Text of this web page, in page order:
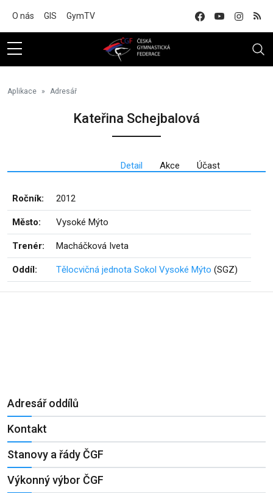
O nás GIS GymTV
Aplikace Adresář
Kateřina Schejbalová
Detail Akce Účast
Ročník: 2012
Město: Vysoké Mýto
Trenér: Macháčková Iveta
Oddíl: Tělocvičná jednota Sokol Vysoké Mýto (SGZ)
Adresář oddílů
Kontakt
Stanovy a řády ČGF
Výkonný výbor ČGF